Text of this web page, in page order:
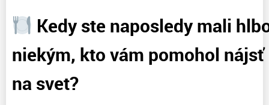
Kedy ste naposledy mali
niekým, kto vám pomohol
na svet?